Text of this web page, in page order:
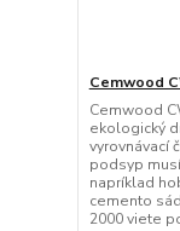
Cemwood
Cemwood
ekologický
vyrovnávací
podsyp
napríklad
cemento
2000 viete